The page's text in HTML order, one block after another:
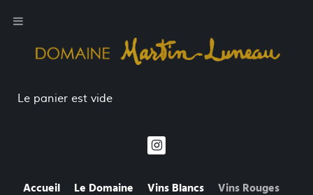
Le panier est vide
Accueil Le Domaine Vins Blancs
Vins Rouges